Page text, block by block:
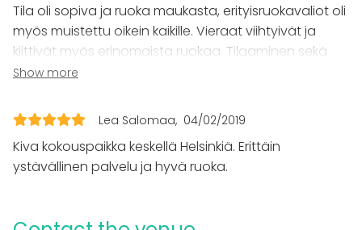
Multi-purpose event space
Restaurant
Lounge
Tila oli sopiva ja ruoka maukasta, erityisruokavaliot oli
myös muistettu oikein kaikille. Vieraat viihtyivät ja
kiittivät myös erinomaista ruokaa. Tilaaminen sekä
yksityiskohdista sopiminen oli helppoa sähköpostitse.
kiitokset vielä kerran onnistuneista järjestelyistä!
Show more
Lea Salomaa 04/02/2019
Kiva kokouspaikka keskellä Helsinkiä. Erittäin
ystävällinen palvelu ja hyvä ruoka.